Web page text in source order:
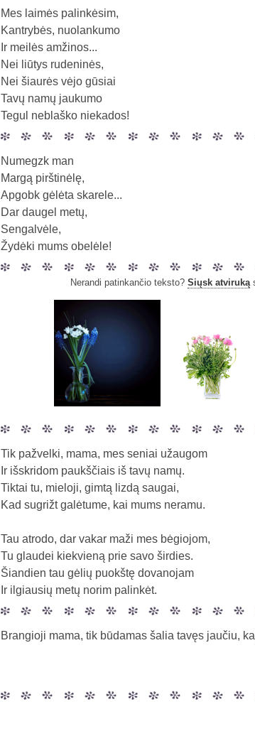
Mes laimės palinkėsim,
Kantrybės, nuolankumo
Ir meilės amžinos...
Nei liūtys rudeninės,
Nei šiaurės vėjo gūsiai
Tavų namų jaukumo
Tegul neblaško niekados!
Numegzk man
Margą pirštinėlę,
Apgobk gėlėta skarele...
Dar daugel metų,
Sengalvėle,
Žydėki mums obelėle!
Nerandi patinkančio teksto? Siųsk atviruką
Tik pažvelki, mama, mes seniai užaugom
Ir išskridom paukščiais iš tavų namų.
Tiktai tu, mieloji, gimtą lizdą saugai,
Kad sugrižt galėtume, kai mums neramu.
Tau atrodo, dar vakar maži mes bėgiojom,
Tu glaudei kiekvieną prie savo širdies.
Šiandien tau gėlių puokštę dovanojam
Ir ilgiausių metų norim palinkėt.
Brangioji mama, tik būdamas šalia tavęs jaučiu,